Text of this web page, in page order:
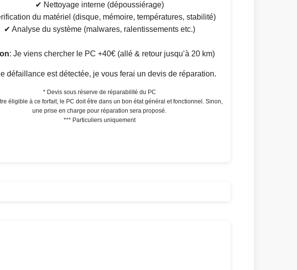
✔ Nettoyage interne (dépoussiérage)
du matériel (disque, mémoire, températures, stabilité)
✔ Analyse du système (malwares, ralentissements etc.)
: Je viens chercher le PC +40€ (allé & retour jusqu’à 20 km)
défaillance est détectée, je vous ferai un devis de réparation.
* Devis sous réserve de réparabilité du PC
éligible à ce forfait, le PC doit être dans un bon état général et fonctionnel. Sinon,
une prise en charge pour réparation sera proposé.
*** Particuliers uniquement